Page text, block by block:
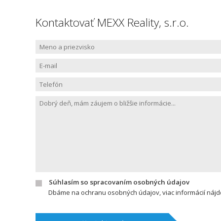
Kontaktovať MEXX Reality, s.r.o.
Súhlasím so spracovaním osobných údajov
Dbáme na ochranu osobných údajov, viac informácií